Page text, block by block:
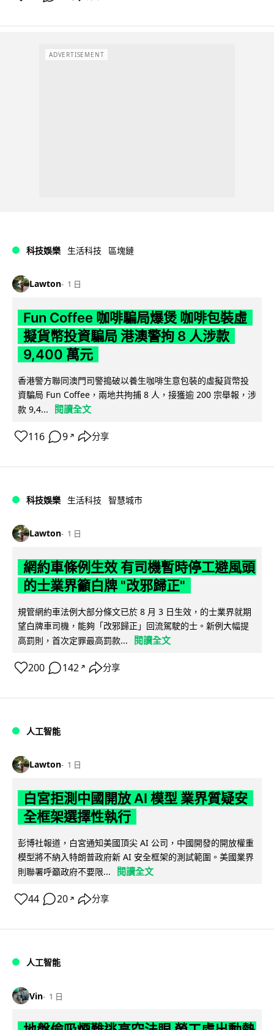
ADVERTISEMENT
科技娛樂 生活科技 區塊鏈
Lawton 1 日
Fun Coffee 咖啡騙局爆煲 咖啡包裝虛
擬貨幣投資騙局 港澳警拘 8 人涉款
9,400 萬元
香港警方聯同澳門司警搗破以養生咖啡生意包裝的虛擬貨幣投
資騙局 Fun Coffee，兩地共拘捕 8 人，接獲逾 200 宗舉報，涉
款 9,4...
閱讀全文
116 9 ↗ 分享
科技娛樂 生活科技 智慧城市
Lawton 1 日
網約車條例生效 有司機暫時停工避風頭
的士業界籲白牌 "改邪歸正"
規管網約車法例大部分條文已於 8 月 3 日生效，的士業界就期
望白牌車司機，能夠「改邪歸正」回流駕駛的士。新例大幅提
高罰則，首次定罪最高罰款...
閱讀全文
200 142 ↗ 分享
人工智能
Lawton 1 日
白宮拒測中國開放 AI 模型 業界質疑安
全框架選擇性執行
彭博社報道，白宮通知美國頂尖 AI 公司，中國開發的開放權重
模型將不納入特朗普政府新 AI 安全框架的測試範圍。美國業界
則聯署呼籲政府不要限...
閱讀全文
44 20 ↗ 分享
人工智能
Vin 1 日